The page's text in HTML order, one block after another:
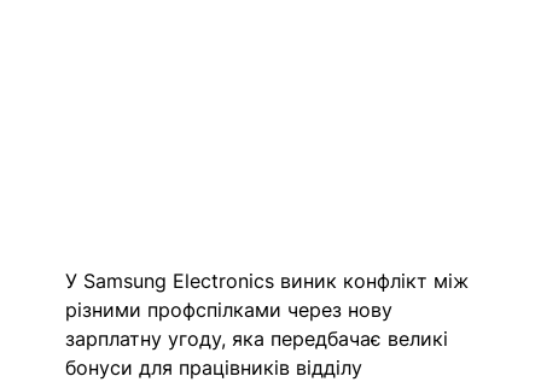
У Samsung Electronics виник конфлікт між
різними профспілками через нову
зарплатну угоду, яка передбачає великі
бонуси для працівників відділу